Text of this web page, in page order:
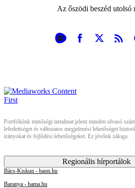
Az őszödi beszéd utolsó
Portfóliónk minőségi tartalmat jelent minden olvasó
lefedettséget és változatos megjelenési lehetőséget
irányokat és fejlődési lehetőségeket. Ez jövőnk záloga.
Regionális hírportálok
Bács-Kiskun - baon.hu
Baranya - bama.hu